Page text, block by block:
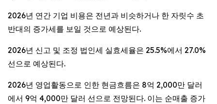
2026년 연간 기업 비용은 전년과 비슷하거나 한 자릿수 초
반대의 증가세를 보일 것으로 예상된다.
2026년 신고 및 조정 법인세 실효세율은 25.5%에서 27.0%
선으로 예상된다.
2026년 영업활동으로 인한 현금흐름은 8억 2,000만 달러
에서 9억 4,000만 달러 선으로 전망된다. 이는 순매출 증가